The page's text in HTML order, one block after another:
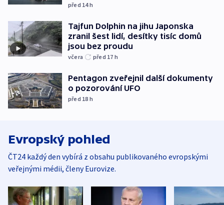
před 14h
Tajfun Dolphin na jihu Japonska
zranil šest lidí, desítky tisíc domů
jsou bez proudu
včera před 17 h
Pentagon zveřejnil další dokumenty
o pozorování UFO
před 18 h
Evropský pohled
ČT24 každý den vybírá z obsahu publikovaného evropskými
veřejnými médii, členy Eurovize.